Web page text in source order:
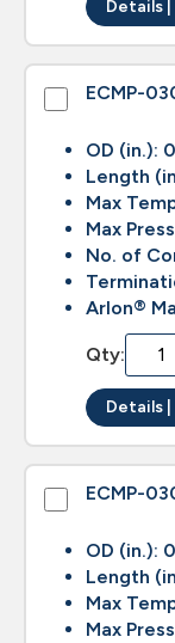
Details |
ECMP-
OD (in.):
Length
Max
Max
No. of
Arlon®
Qty:
Details |
ECMP-
OD (in.):
Length
Max
Max